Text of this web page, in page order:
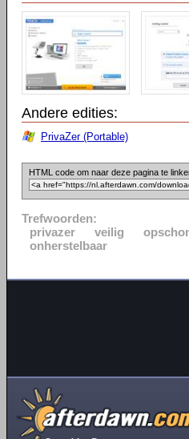
Andere edities:
PrivaZer (Portable)
HTML code om naar deze pagina te
Trefwoorden:
privazer
veilig
onherstelbaar